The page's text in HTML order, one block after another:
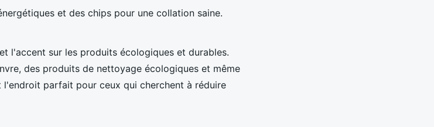
et des chips pour une collation saine.
l'accent sur les produits écologiques et durables.
des produits de nettoyage écologiques et même
parfait pour ceux qui cherchent à réduire